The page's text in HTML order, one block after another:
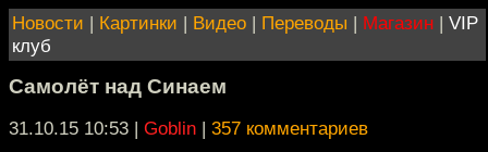
Новости | Картинки | Видео | Переводы | Магазин | VIP
клуб
Самолёт над Синаем
31.10.15 10:53 | Goblin | 357 комментариев